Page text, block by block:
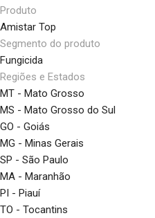
Produto
Amistar Top
Segmento do produto
Fungicida
Regiões e Estados
MT - Mato Grosso
MS - Mato Grosso do Sul
GO - Goiás
MG - Minas Gerais
SP - São Paulo
MA - Maranhão
PI - Piauí
TO - Tocantins